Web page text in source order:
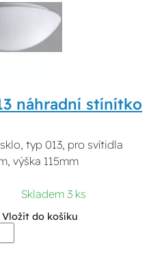
náhradní stínítko
typ 013, pro svítidla
výška 115mm
Skladem 3 ks
Vložit do košíku